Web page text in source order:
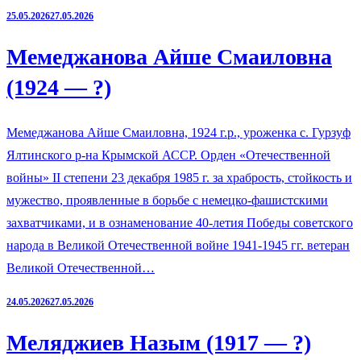
25.05.202627.05.2026
Мемеджанова Айше Смаиловна
(1924 — ?)
Мемеджанова Айше Смаиловна, 1924 г.р., уроженка с. Гурзуф
Ялтинского р-на Крымской АССР. Орден «Отечественной
войны» II степени 23 декабря 1985 г. за храбрость, стойкость и
мужество, проявленные в борьбе с немецко-фашистскими
захватчиками, и в ознаменование 40-летия Победы советского
народа в Великой Отечественной войне 1941-1945 гг. ветеран
Великой Отечественной…
24.05.202627.05.2026
Меляджиев Назым (1917 — ?)